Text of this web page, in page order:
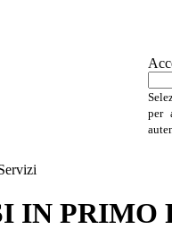
per
IN PRIMO